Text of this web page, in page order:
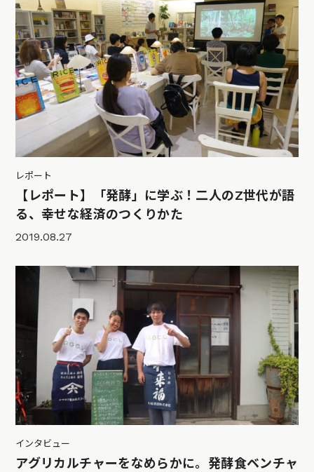
レポート
【レポート】「発酵」に学ぶ！二人のZ世代が語
る、幸せな経済のつくりかた
2019.08.27
インタビュー
アグリカルチャーをなめらかに。発酵食ベンチャ